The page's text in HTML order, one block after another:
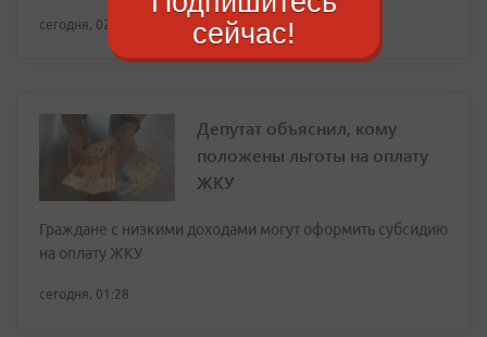
сегодня, 02:29
Депутат объяснил, кому
положены льготы на оплату
ЖКУ
Граждане с низкими доходами могут оформить субсидию
на оплату ЖКУ
сегодня, 01:28
сейчас!